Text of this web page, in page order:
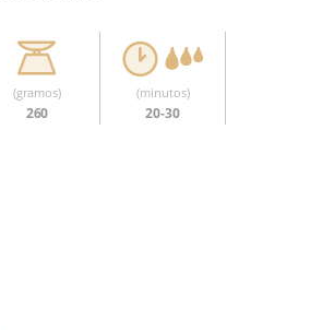
(gramos)
260
(minutos)
20-30